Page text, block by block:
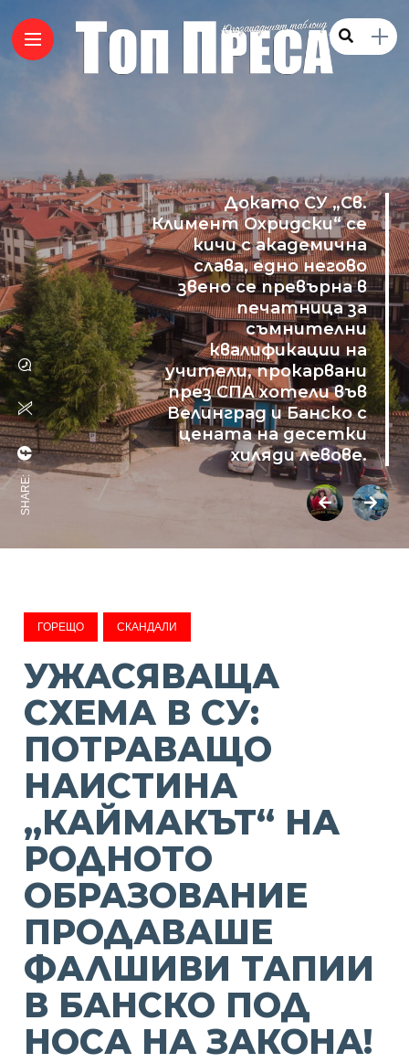
Докато СУ „Св.
Климент Охридски“ се
кичи с академична
слава, едно негово
звено се превърна в
печатница за
съмнителни
квалификации на
учители, прокарвани
през СПА хотели във
Велинград и Банско с
цената на десетки
хиляди левове.
SHARE:
ГОРЕЩО СКАНДАЛИ
УЖАСЯВАЩА
СХЕМА В СУ:
ПОТРАВАЩО
НАИСТИНА
„КАЙМАКЪТ“ НА
РОДНОТО
ОБРАЗОВАНИЕ
ПРОДАВАШЕ
ФАЛШИВИ ТАПИИ
В БАНСКО ПОД
НОСА НА ЗАКОНА!